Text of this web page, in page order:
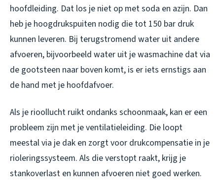
hoofdleiding. Dat los je niet op met soda en azijn. Dan
heb je hoogdrukspuiten nodig die tot 150 bar druk
kunnen leveren. Bij terugstromend water uit andere
afvoeren, bijvoorbeeld water uit je wasmachine dat via
de gootsteen naar boven komt, is er iets ernstigs aan
de hand met je hoofdafvoer.
Als je rioollucht ruikt ondanks schoonmaak, kan er een
probleem zijn met je ventilatieleiding. Die loopt
meestal via je dak en zorgt voor drukcompensatie in je
rioleringssysteem. Als die verstopt raakt, krijg je
stankoverlast en kunnen afvoeren niet goed werken.